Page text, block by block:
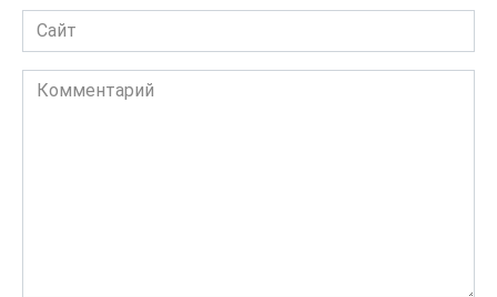
Сайт
Комментарий